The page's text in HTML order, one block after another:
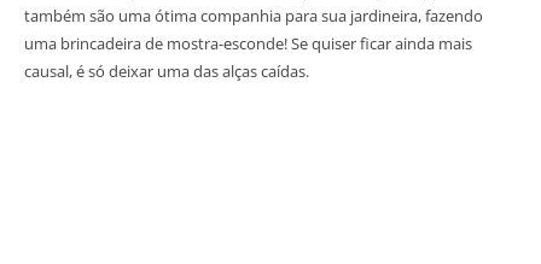
também são uma ótima companhia para sua jardineira, fazendo
uma brincadeira de mostra-esconde! Se quiser ficar ainda mais
causal, é só deixar uma das alças caídas.